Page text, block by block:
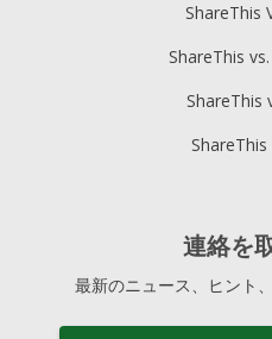
ShareThis
ShareThis
ShareThis
連絡を
最新のニュース、ヒント